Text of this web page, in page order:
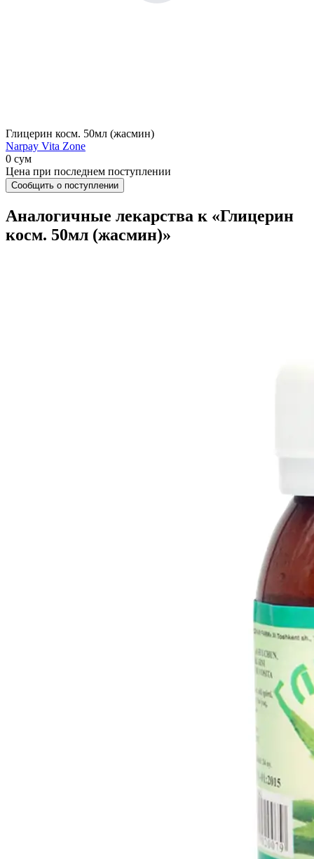
Глицерин косм. 50мл (жасмин)
Narpay Vita Zone
0 сум
Цена при последнем поступлении
Сообщить о поступлении
Аналогичные лекарства к «Глицерин
косм. 50мл (жасмин)»